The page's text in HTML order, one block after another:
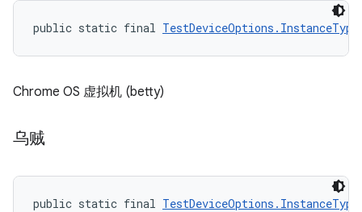
public static final TestDeviceOptions.InstanceType
Chrome OS 虚拟机 (betty)
乌贼
public static final TestDeviceOptions.InstanceType